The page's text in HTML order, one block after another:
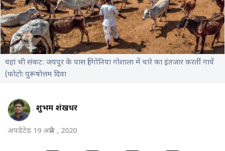
यहां भी संकट: जयपुर के पास हिंगोनिया गोशाला में चारे का इंतजार करतीं गायें
(फोटोः पुरूषोत्तम दिवा
शुभम शंखधर
अपडेटेड 19 अप्रैल , 2020